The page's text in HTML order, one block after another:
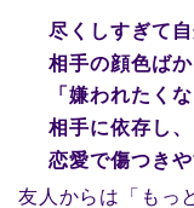
尽くしすぎて
相手の顔色ば
「嫌われたく
相手に依存し
恋愛で傷つき
友人からは「もっ